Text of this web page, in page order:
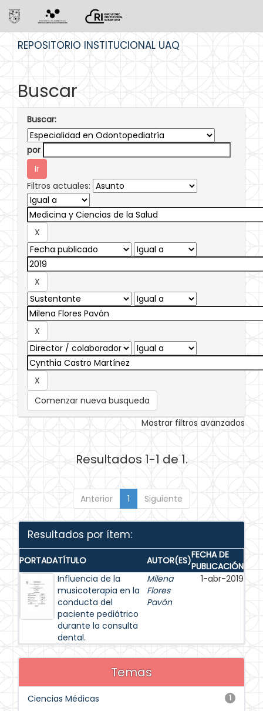
REPOSITORIO INSTITUCIONAL UAQ
Buscar
Buscar:
por
Filtros actuales:
Comenzar nueva busqueda
Mostrar filtros avanzados
Resultados 1-1 de 1.
Anterior 1 Siguiente
Resultados por ítem:
PORTADATÍTULO AUTOR(ES)FECHA DE
PUBLICACIÓN
Influencia de la
musicoterapia en la
conducta del
paciente pediátrico
durante la consulta
dental.
Milena
Flores
Pavón
1-abr-2019
Temas
1
Ciencias Médicas